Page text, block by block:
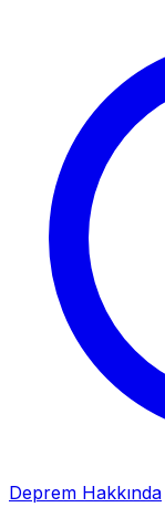
Deprem Hakkında